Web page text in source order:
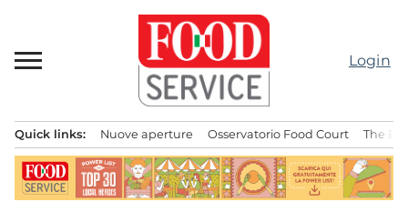
contenuto
Login
principale
Quick links: Nuove aperture Osservatorio Food Court The